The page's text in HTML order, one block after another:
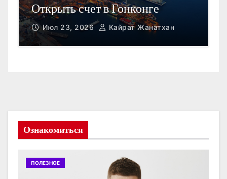
Открыть счет в Гонконге
Июл 23, 2026 Кайрат Жанатхан
Ознакомиться
ПОЛЕЗНОЕ